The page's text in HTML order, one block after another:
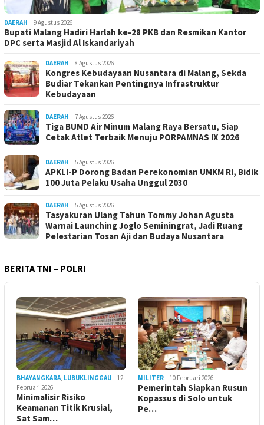
DAERAH 9 Agustus 2026
Bupati Malang Hadiri Harlah ke-28 PKB dan Resmikan Kantor
DPC serta Masjid Al Iskandariyah
DAERAH 8 Agustus 2026
Kongres Kebudayaan Nusantara di Malang, Sekda
Budiar Tekankan Pentingnya Infrastruktur
Kebudayaan
DAERAH 7 Agustus 2026
Tiga BUMD Air Minum Malang Raya Bersatu, Siap
Cetak Atlet Terbaik Menuju PORPAMNAS IX 2026
DAERAH 5 Agustus 2026
APKLI-P Dorong Badan Perekonomian UMKM RI, Bidik
100 Juta Pelaku Usaha Unggul 2030
DAERAH 5 Agustus 2026
Tasyakuran Ulang Tahun Tommy Johan Agusta
Warnai Launching Joglo Seminingrat, Jadi Ruang
Pelestarian Tosan Aji dan Budaya Nusantara
BERITA TNI – POLRI
BHAYANGKARA, LUBUKLINGGAU
12
Februari 2026
Minimalisir Risiko
Keamanan Titik Krusial,
Sat Sam…
MILITER 10 Februari 2026
Pemerintah Siapkan Rusun
Kopassus di Solo untuk
Pe…